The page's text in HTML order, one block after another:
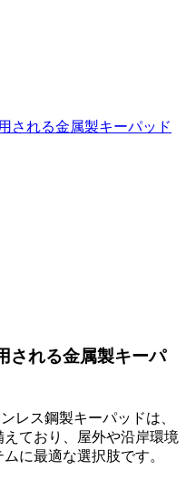
される金属製キーパッド
される金属製キーパ
レス鋼製キーパッドは、
ており、屋外や沿岸環境
に最適な選択肢です。